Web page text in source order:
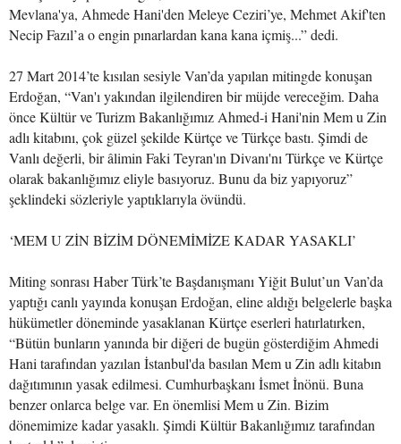
Mevlana'ya, Ahmede Hani'den Meleye Ceziri’ye, Mehmet Akif'ten
Necip Fazıl’a o engin pınarlardan kana kana içmiş...” dedi.
27 Mart 2014’te kısılan sesiyle Van’da yapılan mitingde konuşan
Erdoğan, “Van'ı yakından ilgilendiren bir müjde vereceğim. Daha
önce Kültür ve Turizm Bakanlığımız Ahmed-i Hani'nin Mem u Zin
adlı kitabını, çok güzel şekilde Kürtçe ve Türkçe bastı. Şimdi de
Vanlı değerli, bir âlimin Faki Teyran'ın Divanı'nı Türkçe ve Kürtçe
olarak bakanlığımız eliyle basıyoruz. Bunu da biz yapıyoruz”
şeklindeki sözleriyle yaptıklarıyla övündü.
‘MEM U ZİN BİZİM DÖNEMİMİZE KADAR YASAKLI’
Miting sonrası Haber Türk’te Başdanışmanı Yiğit Bulut’un Van’da
yaptığı canlı yayında konuşan Erdoğan, eline aldığı belgelerle başka
hükümetler döneminde yasaklanan Kürtçe eserleri hatırlatırken,
“Bütün bunların yanında bir diğeri de bugün gösterdiğim Ahmedi
Hani tarafından yazılan İstanbul'da basılan Mem u Zin adlı kitabın
dağıtımının yasak edilmesi. Cumhurbaşkanı İsmet İnönü. Buna
benzer onlarca belge var. En önemlisi Mem u Zin. Bizim
dönemimize kadar yasaklı. Şimdi Kültür Bakanlığımız tarafından